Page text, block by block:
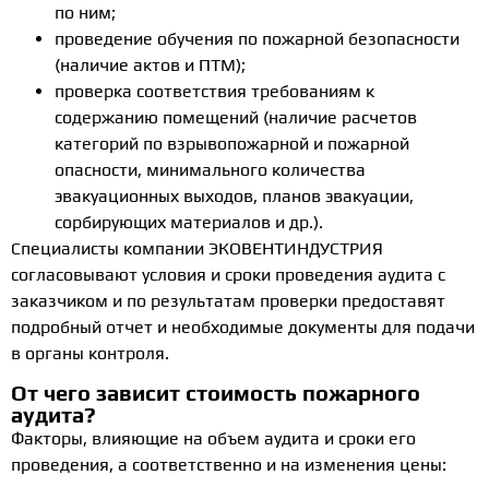
по ним;
проведение обучения по пожарной безопасности
(наличие актов и ПТМ);
проверка соответствия требованиям к
содержанию помещений (наличие расчетов
категорий по взрывопожарной и пожарной
опасности, минимального количества
эвакуационных выходов, планов эвакуации,
сорбирующих материалов и др.).
Специалисты компании ЭКОВЕНТИНДУСТРИЯ
согласовывают условия и сроки проведения аудита с
заказчиком и по результатам проверки предоставят
подробный отчет и необходимые документы для подачи
в органы контроля.
От чего зависит стоимость пожарного
аудита?
Факторы, влияющие на объем аудита и сроки его
проведения, а соответственно и на изменения цены: